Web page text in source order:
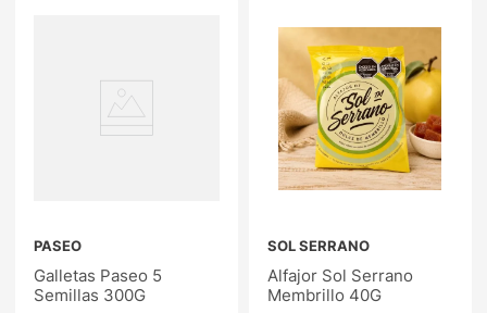
PASEO
Galletas Paseo 5
Semillas 300G
SOL SERRANO
Alfajor Sol Serrano
Membrillo 40G